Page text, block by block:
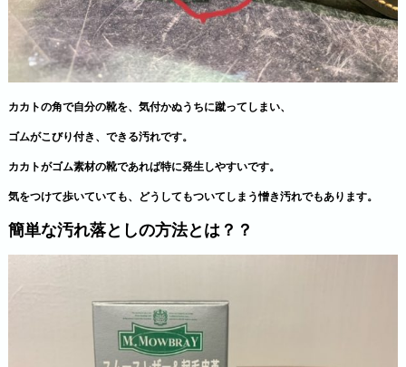
カカトの角で自分の靴を、気付かぬうちに蹴ってしまい、
ゴムがこびり付き、できる汚れです。
カカトがゴム素材の靴であれば特に発生しやすいです。
気をつけて歩いていても、どうしてもついてしまう憎き汚れでもあります。
簡単な汚れ落としの方法とは？？